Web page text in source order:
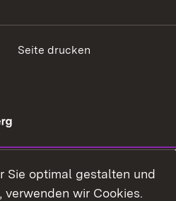
Seite drucken
Sie optimal gestalten und
verwenden wir Cookies.